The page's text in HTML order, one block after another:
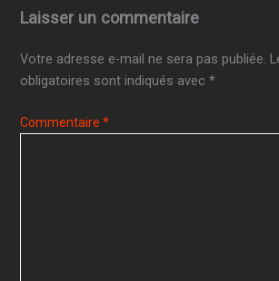
Laisser un commentaire
Votre adresse e-mail ne sera pas publiée.
obligatoires sont indiqués avec*
Commentaire*